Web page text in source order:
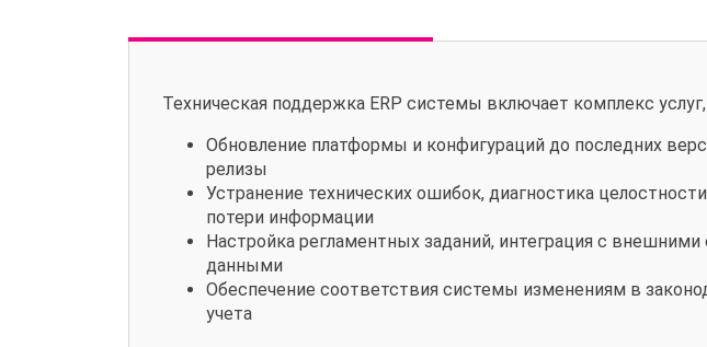
Техническая поддержка ERP системы включает комплекс
Обновление платформы и конфигураций до последних
релизы
Устранение технических ошибок, диагностика
потери информации
Настройка регламентных заданий, интеграция с
данными
Обеспечение соответствия системы изменениям в
учета